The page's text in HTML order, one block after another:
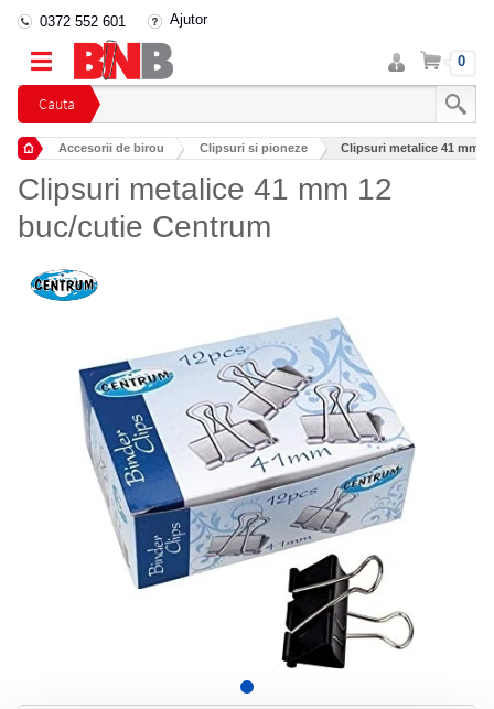
Cauta
0372 552 601 Ajutor
Intra
in
cont
Cos 0
Accesorii de birou Clipsuri si pioneze Clipsuri metalice 41 mm
Clipsuri metalice 41 mm 12
buc/cutie Centrum